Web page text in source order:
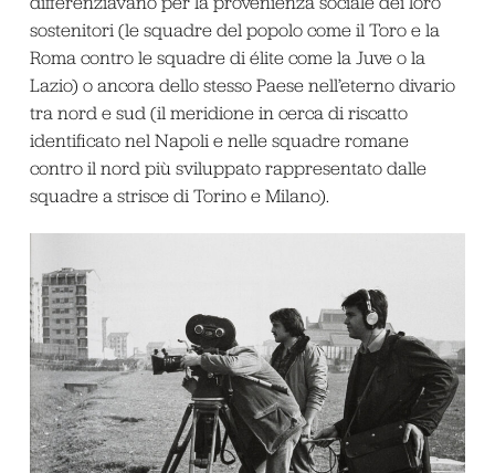
sostenitori (le squadre del popolo come il Toro e la
Roma contro le squadre di élite come la Juve o la
Lazio) o ancora dello stesso Paese nell’eterno divario
tra nord e sud (il meridione in cerca di riscatto
identificato nel Napoli e nelle squadre romane
contro il nord più sviluppato rappresentato dalle
squadre a strisce di Torino e Milano).